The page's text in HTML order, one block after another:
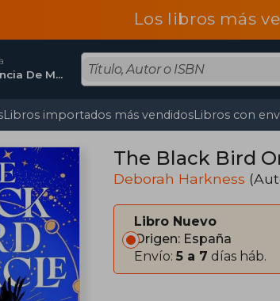
Los libros más
Provincia De Madrid
Libros importados más vendidosLibros con
The Black Bird
Deborah Harkness
Libro Nuevo
Origen: España
Envío: 5 a 7 días háb.